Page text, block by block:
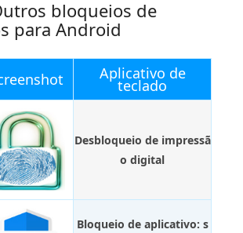
bloqueios de
para Android
Aplicativo de
teclado
Desbloqueio de impressã
o digital
Bloqueio de aplicativo: s